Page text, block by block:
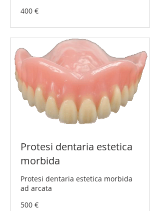
400
Euro
400 €
Protesi dentaria estetica
morbida
Protesi dentaria estetica morbida
ad arcata
500
Euro
500 €